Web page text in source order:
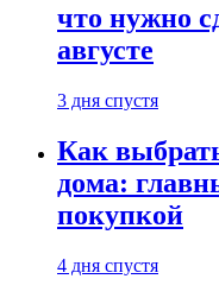
что нужно
августе
3 дня спустя
Как
дома:
покупкой
4 дня спустя